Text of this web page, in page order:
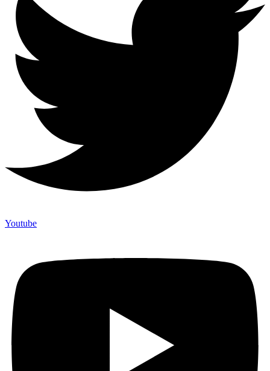
Youtube